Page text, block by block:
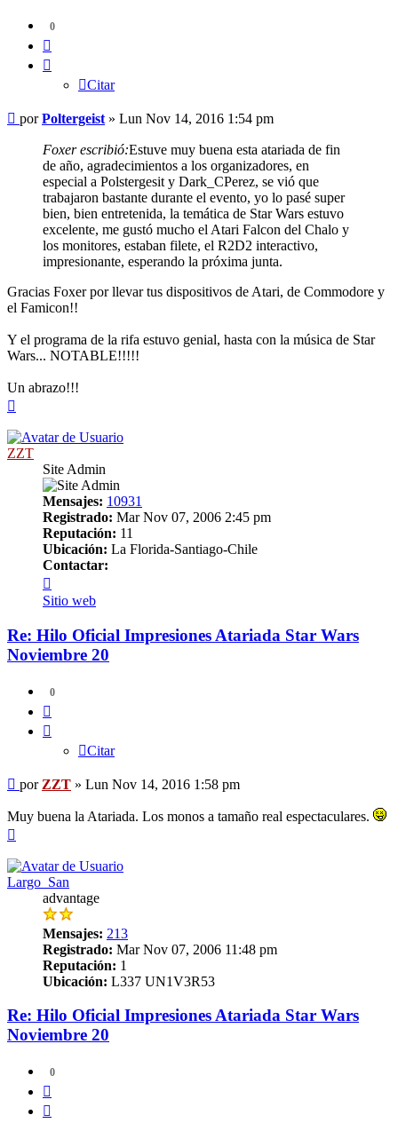
0
Citar
Mensaje
porPoltergeist » Lun Nov 14, 2016 1:54 pm
Foxer escribió:Estuve muy buena esta atariada de fin
de año, agradecimientos a los organizadores, en
especial a Polstergesit y Dark_CPerez, se vió que
trabajaron bastante durante el evento, yo lo pasé super
bien, bien entretenida, la temática de Star Wars estuvo
excelente, me gustó mucho el Atari Falcon del Chalo y
los monitores, estaban filete, el R2D2 interactivo,
impresionante, esperando la próxima junta.
Gracias Foxer por llevar tus dispositivos de Atari, de Commodore y
el Famicon!!
Y el programa de la rifa estuvo genial, hasta con la música de Star
Wars... NOTABLE!!!!!
Un abrazo!!!
ZZT
Site Admin
Mensajes: 10931
Registrado: Mar Nov 07, 2006 2:45 pm
Reputación: 11
Ubicación: La Florida-Santiago-Chile
Contactar:
ZZT
Sitio web
Re: Hilo Oficial Impresiones Atariada Star Wars
Noviembre 20
0
Citar
Mensaje
por ZZT » Lun Nov 14, 2016 1:58 pm
Muy buena la Atariada. Los monos a tamaño real espectaculares.
Largo_San
advantage
Mensajes: 213
Registrado: Mar Nov 07, 2006 11:48 pm
Reputación: 1
Ubicación: L337 UN1V3R53
Re: Hilo Oficial Impresiones Atariada Star Wars
Noviembre 20
0